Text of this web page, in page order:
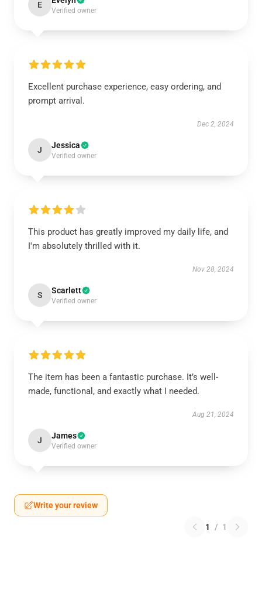
E
Verified owner
Excellent purchase experience, easy ordering, and
prompt arrival.
Dec 2, 2024
J Jessica
Verified owner
This product has greatly improved my daily life, and
I'm absolutely thrilled with it.
Nov 28, 2024
S Scarlett
Verified owner
The item has been a fantastic purchase. It’s well-
made, functional, and exactly what I needed.
Aug 21, 2024
J James
Verified owner
Write your review
1 / 1